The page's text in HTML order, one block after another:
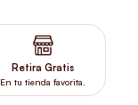
Retira Gratis
En tu tienda favorita.